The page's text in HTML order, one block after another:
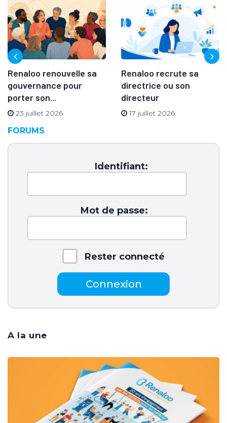
Renaloo renouvelle sa
gouvernance pour
porter son...
23 juillet 2026
Renaloo recrute sa
directrice ou son
directeur
17 juillet 2026
FORUMS
Identifiant:
Mot de passe:
Rester connecté
Connexion
A la une